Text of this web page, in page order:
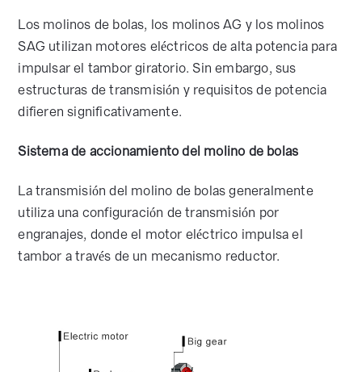
Los molinos de bolas, los molinos AG y los molinos
SAG utilizan motores eléctricos de alta potencia para
impulsar el tambor giratorio. Sin embargo, sus
estructuras de transmisión y requisitos de potencia
difieren significativamente.
Sistema de accionamiento del molino de bolas
La transmisión del molino de bolas generalmente
utiliza una configuración de transmisión por
engranajes, donde el motor eléctrico impulsa el
tambor a través de un mecanismo reductor.